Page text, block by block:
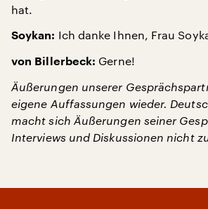
hat.
Soykan: Ich danke Ihnen, Frau
von Billerbeck: Gerne!
Äußerungen unserer
eigene Auffassungen wieder.
macht sich Äußerungen seiner
Interviews und Diskussionen nicht